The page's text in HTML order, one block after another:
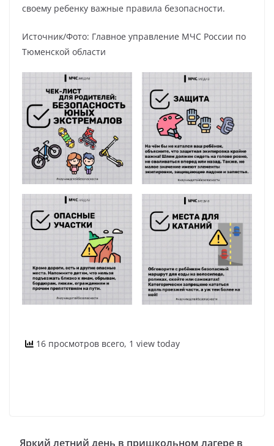
своему ребенку важные правила безопасности.
Источник/Фото: Главное управление МЧС России по
Тюменской области
16 просмотров всего, 1 view today
Яркий летний день в пришкольном лагере в